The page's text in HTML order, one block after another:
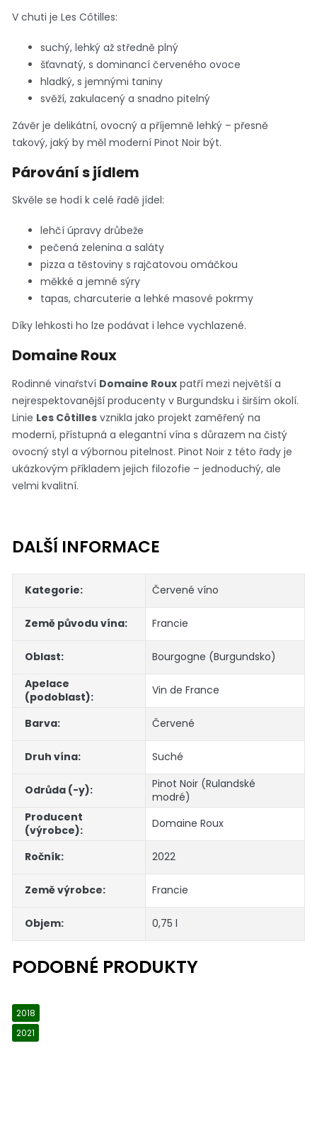
V chuti je Les Côtilles:
suchý, lehký až středně plný
šťavnatý, s dominancí červeného ovoce
hladký, s jemnými taniny
svěží, zakulacený a snadno pitelný
Závěr je delikátní, ovocný a příjemně lehký – přesně
takový, jaký by měl moderní Pinot Noir být.
Párování s jídlem
Skvěle se hodí k celé řadě jídel:
lehčí úpravy drůbeže
pečená zelenina a saláty
pizza a těstoviny s rajčatovou omáčkou
měkké a jemné sýry
tapas, charcuterie a lehké masové pokrmy
Díky lehkosti ho lze podávat i lehce vychlazené.
Domaine Roux
Rodinné vinařství Domaine Roux patří mezi největší a
nejrespektovanější producenty v Burgundsku i širším okolí.
Linie Les Côtilles vznikla jako projekt zaměřený na
moderní, přístupná a elegantní vína s důrazem na čistý
ovocný styl a výbornou pitelnost. Pinot Noir z této řady je
ukázkovým příkladem jejich filozofie – jednoduchý, ale
velmi kvalitní.
DALŠÍ INFORMACE
Kategorie: Červené víno
Země původu vína: Francie
Oblast:
Bourgogne (Burgundsko)
Apelace
(podoblast): Vin de France
Barva: Červené
Druh vína: Suché
Odrůda (-y):
Pinot Noir (Rulandské
modré)
Producent
(výrobce): Domaine Roux
Ročník: 2022
Země výrobce: Francie
Objem: 0,75 l
2018
2021